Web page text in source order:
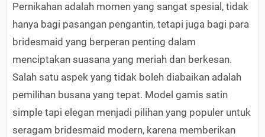
Pernikahan adalah momen yang sangat spesial, tidak
hanya bagi pasangan pengantin, tetapi juga bagi para
bridesmaid yang berperan penting dalam
menciptakan suasana yang meriah dan berkesan.
Salah satu aspek yang tidak boleh diabaikan adalah
pemilihan busana yang tepat. Model gamis satin
simple tapi elegan menjadi pilihan yang populer untuk
seragam bridesmaid modern, karena memberikan